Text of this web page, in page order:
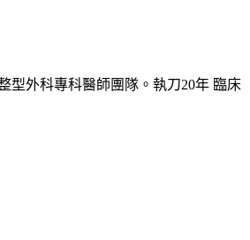
型外科專科醫師團隊。執刀20年 臨床